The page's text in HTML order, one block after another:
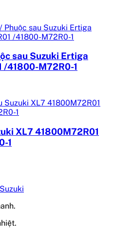
sau Suzuki Ertiga
/41800-M72R0-1
XL7 41800M72R01
1